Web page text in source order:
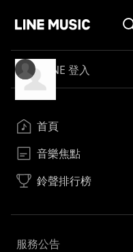
LINE 登入
首頁
音樂焦點
鈴聲排行榜
服務公告